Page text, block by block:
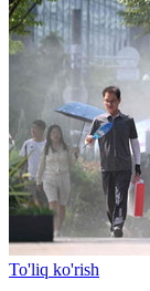
To'liq ko'rish